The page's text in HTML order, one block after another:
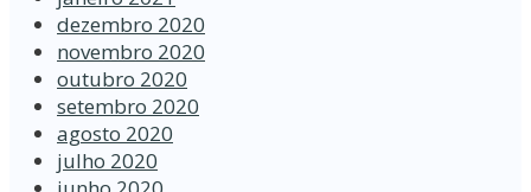
dezembro 2020
novembro 2020
outubro 2020
setembro 2020
agosto 2020
julho 2020